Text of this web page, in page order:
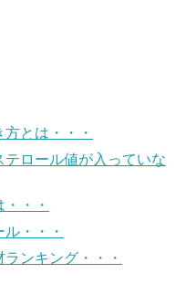
とは・・・
テロール値が入っていな
・・
・・・
ンキング・・・